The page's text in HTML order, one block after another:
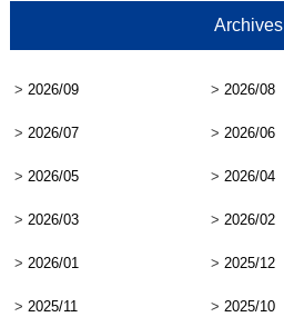
Archives
>2026/09 > 2026/08
>2026/07 > 2026/06
>2026/05 > 2026/04
>2026/03 > 2026/02
>2026/01 > 2025/12
>2025/11 > 2025/10